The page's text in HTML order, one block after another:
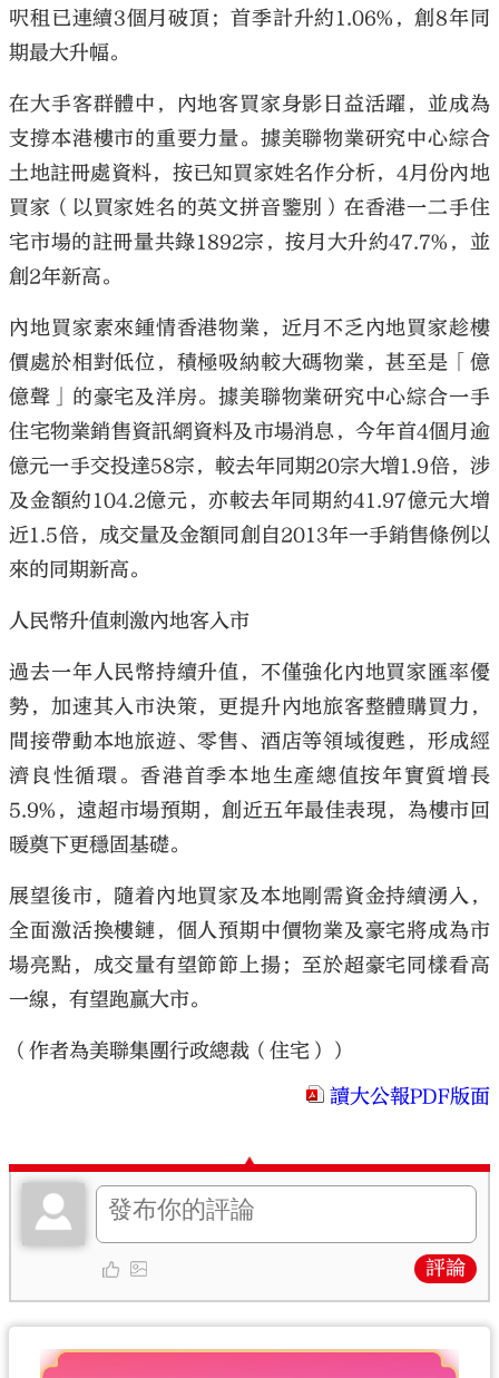
呎租已連續3個月破頂；首季計升約1.06%，創8年同
期最大升幅。
在大手客群體中，內地客買家身影日益活躍，並成為
支撐本港樓市的重要力量。據美聯物業研究中心綜合
土地註冊處資料，按已知買家姓名作分析，4月份內地
買家（以買家姓名的英文拼音鑒別）在香港一二手住
宅市場的註冊量共錄1892宗，按月大升約47.7%，並
創2年新高。
內地買家素來鍾情香港物業，近月不乏內地買家趁樓
價處於相對低位，積極吸納較大碼物業，甚至是「億
億聲」的豪宅及洋房。據美聯物業研究中心綜合一手
住宅物業銷售資訊網資料及市場消息，今年首4個月逾
億元一手交投達58宗，較去年同期20宗大增1.9倍，涉
及金額約104.2億元，亦較去年同期約41.97億元大增
近1.5倍，成交量及金額同創自2013年一手銷售條例以
來的同期新高。
人民幣升值刺激內地客入市
過去一年人民幣持續升值，不僅強化內地買家匯率優
勢，加速其入市決策，更提升內地旅客整體購買力，
間接帶動本地旅遊、零售、酒店等領域復甦，形成經
濟良性循環。香港首季本地生產總值按年實質增長
5.9%，遠超市場預期，創近五年最佳表現，為樓市回
暖奠下更穩固基礎。
展望後市，隨着內地買家及本地剛需資金持續湧入，
全面激活換樓鏈，個人預期中價物業及豪宅將成為市
場亮點，成交量有望節節上揚；至於超豪宅同樣看高
一線，有望跑贏大市。
（作者為美聯集團行政總裁（住宅））
讀大公報PDF版面
評論